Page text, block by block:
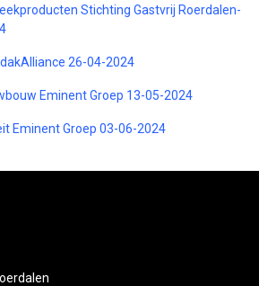
Stichting Gastvrij Roerdalen-
26-04-2024
Eminent Groep 13-05-2024
Eminent Groep 03-06-2024